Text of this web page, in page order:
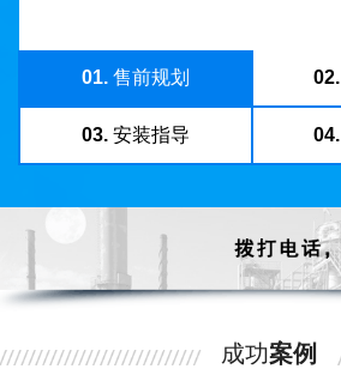
01.售前规划 02.
03.安装指导 04.
成功案例